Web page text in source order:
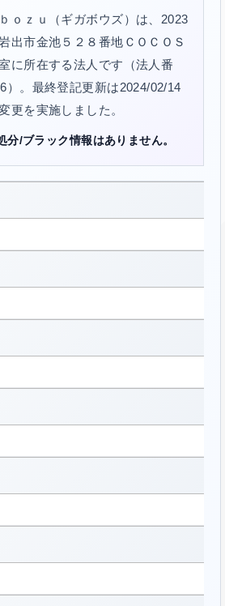
ｏｚｕ（ギガボウズ）は、2023
出市金池５２８番地ＣＯＣＯＳ
に所在する法人です（法人番
）。最終登記更新は2024/02/14
更を実施しました。
分/ブラック情報はありません。